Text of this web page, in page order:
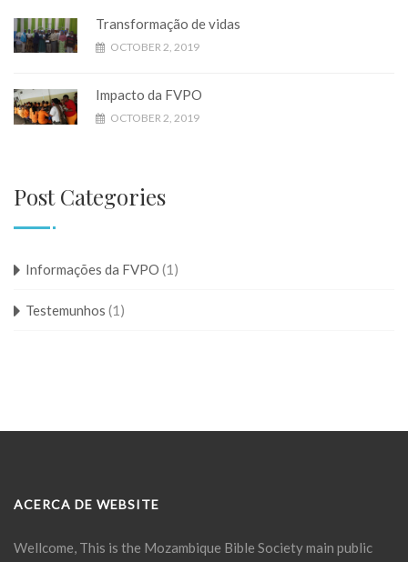
Transformação de vidas
OCTOBER 2, 2019
Impacto da FVPO
OCTOBER 2, 2019
Post Categories
Informações da FVPO (1)
Testemunhos (1)
ACERCA DE WEBSITE
Wellcome, This is the Mozambique Bible Society main public